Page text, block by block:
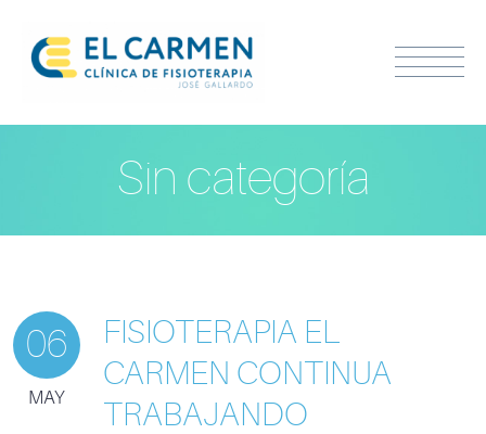
Sin categoría
06
MAY
FISIOTERAPIA EL
CARMEN CONTINUA
TRABAJANDO